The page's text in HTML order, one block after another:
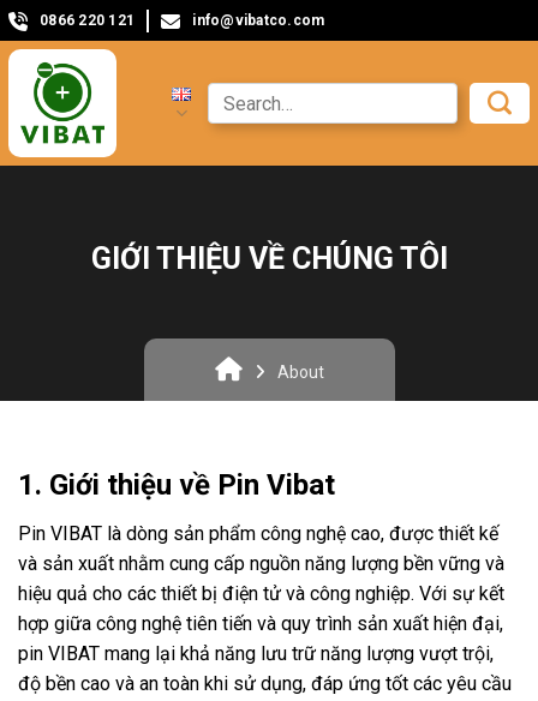
info@vibatco.com
0866 220 121
GIỚI THIỆU VỀ CHÚNG TÔI
About
1. Giới thiệu về Pin Vibat
Pin VIBAT là dòng sản phẩm công nghệ cao, được thiết kế
và sản xuất nhằm cung cấp nguồn năng lượng bền vững và
hiệu quả cho các thiết bị điện tử và công nghiệp. Với sự kết
hợp giữa công nghệ tiên tiến và quy trình sản xuất hiện đại,
pin VIBAT mang lại khả năng lưu trữ năng lượng vượt trội,
độ bền cao và an toàn khi sử dụng, đáp ứng tốt các yêu cầu